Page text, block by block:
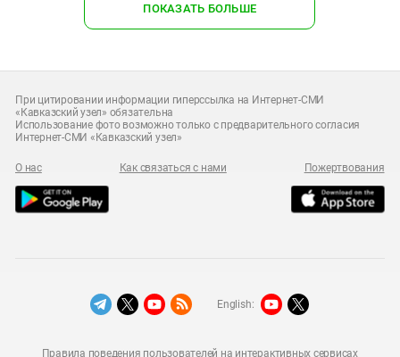
ПОКАЗАТЬ БОЛЬШЕ
При цитировании информации гиперссылка на Интернет-СМИ
«Кавказский узел» обязательна
Использование фото возможно только с предварительного согласия
Интернет-СМИ «Кавказский узел»
О нас Как связаться с нами Пожертвования
Правила поведения пользователей на интерактивных сервисах
English: